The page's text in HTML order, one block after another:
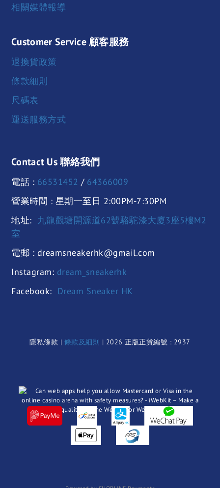
相關媒體報導
Customer Service 顧客服務
退換貨政策
條款細則
尺碼表
運送服務方式
Contact Us 聯絡我們
電話 : 66531452 / 64366009
營業時間 : 星期一至日 2:00PM-7:30PM
地址:
九龍觀塘開源道62號駱駝漆大廈3座5樓M2
室
電郵 : dreamsneakerhk@gmail.com
Instagram: dream_sneakerhk
Facebook: Dream Sneaker HK
隱私條款 | 條款及細則 | 2026 正版正貨編號 : 2937